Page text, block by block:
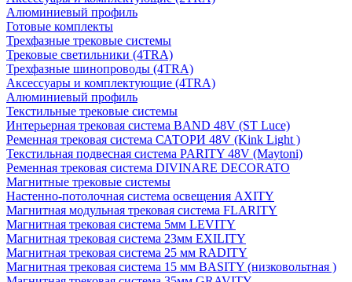
Алюминиевый профиль
Готовые комплекты
Трехфазные трековые системы
Трековые светильники (4TRA)
Трехфазные шинопроводы (4TRA)
Аксессуары и комплектующие (4TRA)
Алюминиевый профиль
Текстильные трековые системы
Интерьерная трековая система BAND 48V (ST Luce)
Ременная трековая система САТОРИ 48V (Kink Light )
Текстильная подвесная система PARITY 48V (Maytoni)
Ременная трековая система DIVINARE DECORATO
Магнитные трековые системы
Настенно-потолочная система освещения AXITY
Магнитная модульная трековая система FLARITY
Магнитная трековая система 5мм LEVITY
Магнитная трековая система 23мм EXILITY
Магнитная трековая система 25 мм RADITY
Магнитная трековая система 15 мм BASITY (низковольтная )